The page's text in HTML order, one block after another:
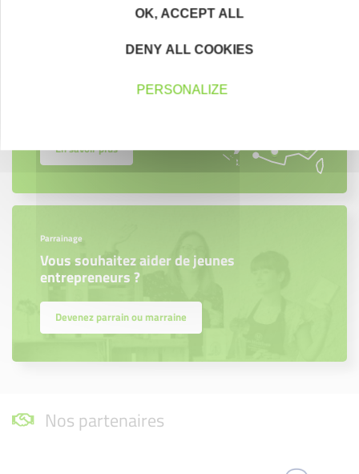
Trouvez à qui vous adresser
Créateurs, repreneurs, vos interlocuteurs en
En savoir plus
Parrainage
Vous souhaitez aider de jeunes
entrepreneurs ?
Devenez parrain ou marraine
Nos partenaires
OK, ACCEPT ALL
DENY ALL COOKIES
PERSONALIZE